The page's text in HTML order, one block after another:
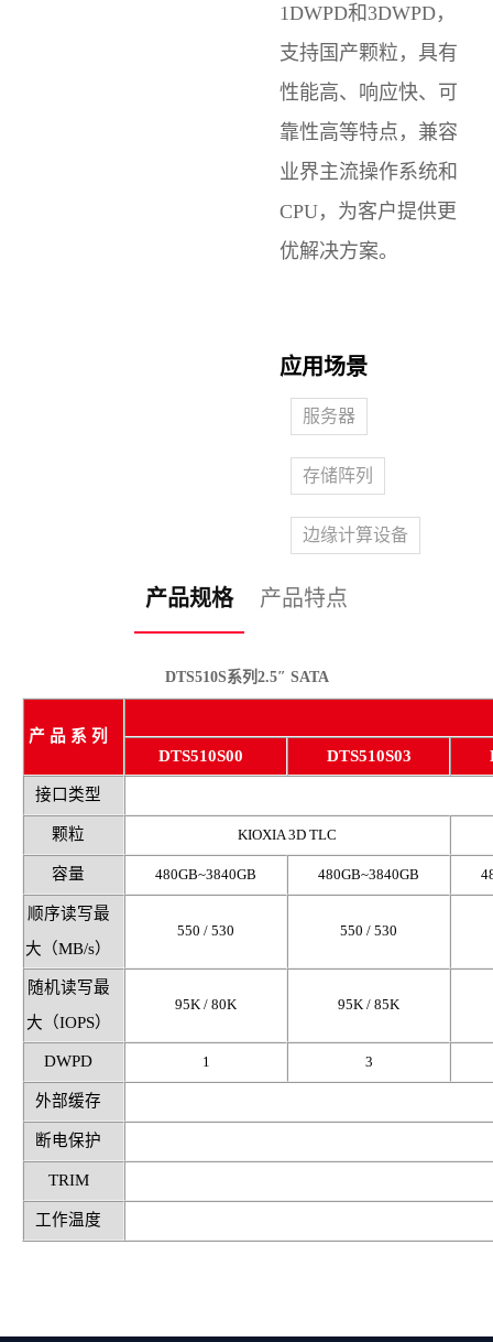
1DWPD和3DWPD，
支持国产颗粒，具有
性能高、响应快、可
靠性高等特点，兼容
业界主流操作系统和
CPU，为客户提供更
优解决方案。
应用场景
服务器
存储阵列
边缘计算设备
产品规格 产品特点
DTS510S系列2.5″ SATA
产 品 系 列
DTS510S00
DTS510S03
接口类型
颗粒 KIOXIA 3D TLC
容量 480GB~3840GB 480GB~3840GB
顺序读写最
大（MB/s）
550 / 530 550 / 530
随机读写最
大（IOPS）
95K / 80K 95K / 85K
DWPD 1 3
外部缓存
断电保护
TRIM
工作温度